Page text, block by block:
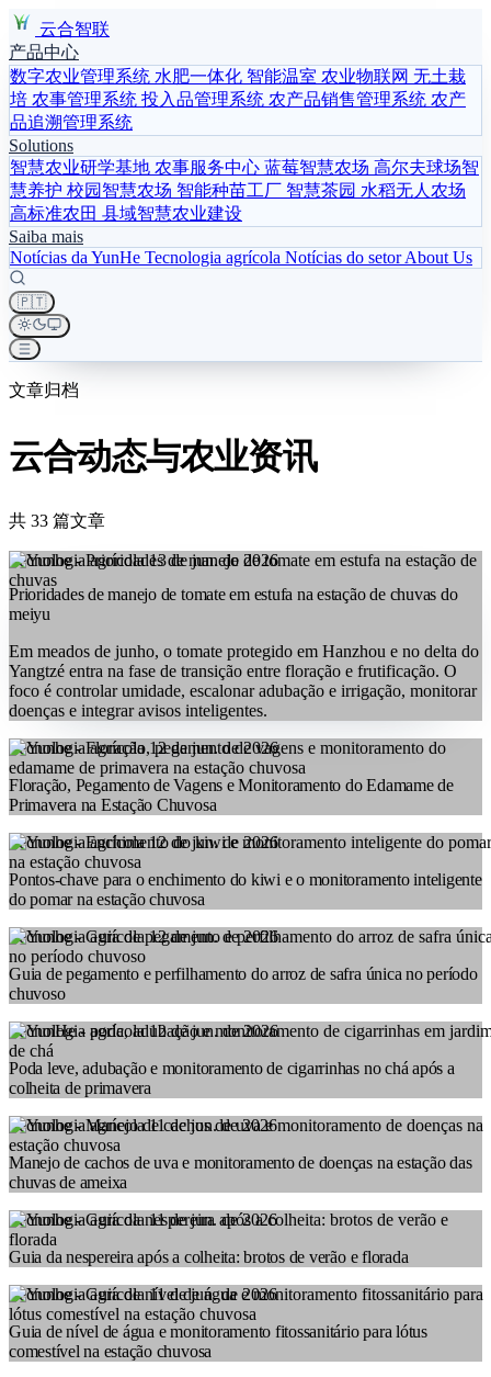
云合智联
产品中心
数字农业管理系统 水肥一体化 智能温室 农业物联网 无土栽
培 农事管理系统 投入品管理系统 农产品销售管理系统 农产
品追溯管理系统
Solutions
智慧农业研学基地 农事服务中心 蓝莓智慧农场 高尔夫球场智
慧养护 校园智慧农场 智能种苗工厂 智慧茶园 水稻无人农场
高标准农田 县域智慧农业建设
Saiba mais
Notícias da YunHe Tecnologia agrícola Notícias do setorAbout Us
🇵🇹
文章归档
云合动态与农业资讯
共 33 篇文章
Tecnologia agrícola 13 de jun. de 2026
Prioridades de manejo de tomate em estufa na estação de chuvas do
meiyu
Em meados de junho, o tomate protegido em Hanzhou e no delta do
Yangtzé entra na fase de transição entre floração e frutificação. O
foco é controlar umidade, escalonar adubação e irrigação, monitorar
doenças e integrar avisos inteligentes.
Tecnologia agrícola 12 de jun. de 2026
Floração, Pegamento de Vagens e Monitoramento do Edamame de
Primavera na Estação Chuvosa
Tecnologia agrícola 12 de jun. de 2026
Pontos-chave para o enchimento do kiwi e o monitoramento inteligente
do pomar na estação chuvosa
Tecnologia agrícola 12 de jun. de 2026
Guia de pegamento e perfilhamento do arroz de safra única no período
chuvoso
Tecnologia agrícola 12 de jun. de 2026
Poda leve, adubação e monitoramento de cigarrinhas no chá após a
colheita de primavera
Tecnologia agrícola 11 de jun. de 2026
Manejo de cachos de uva e monitoramento de doenças na estação das
chuvas de ameixa
Tecnologia agrícola 11 de jun. de 2026
Guia da nespereira após a colheita: brotos de verão e florada
Tecnologia agrícola 11 de jun. de 2026
Guia de nível de água e monitoramento fitossanitário para lótus
comestível na estação chuvosa